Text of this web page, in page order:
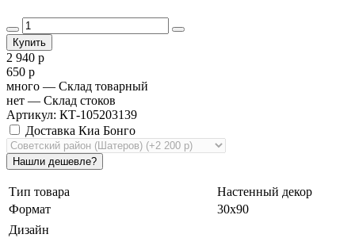
2 940 р
650 р
много — Склад товарный
нет — Склад стоков
Артикул: КТ-105203139
Доставка Киа Бонго
Тип товара
Настенный декор
Формат
30х90
Дизайн